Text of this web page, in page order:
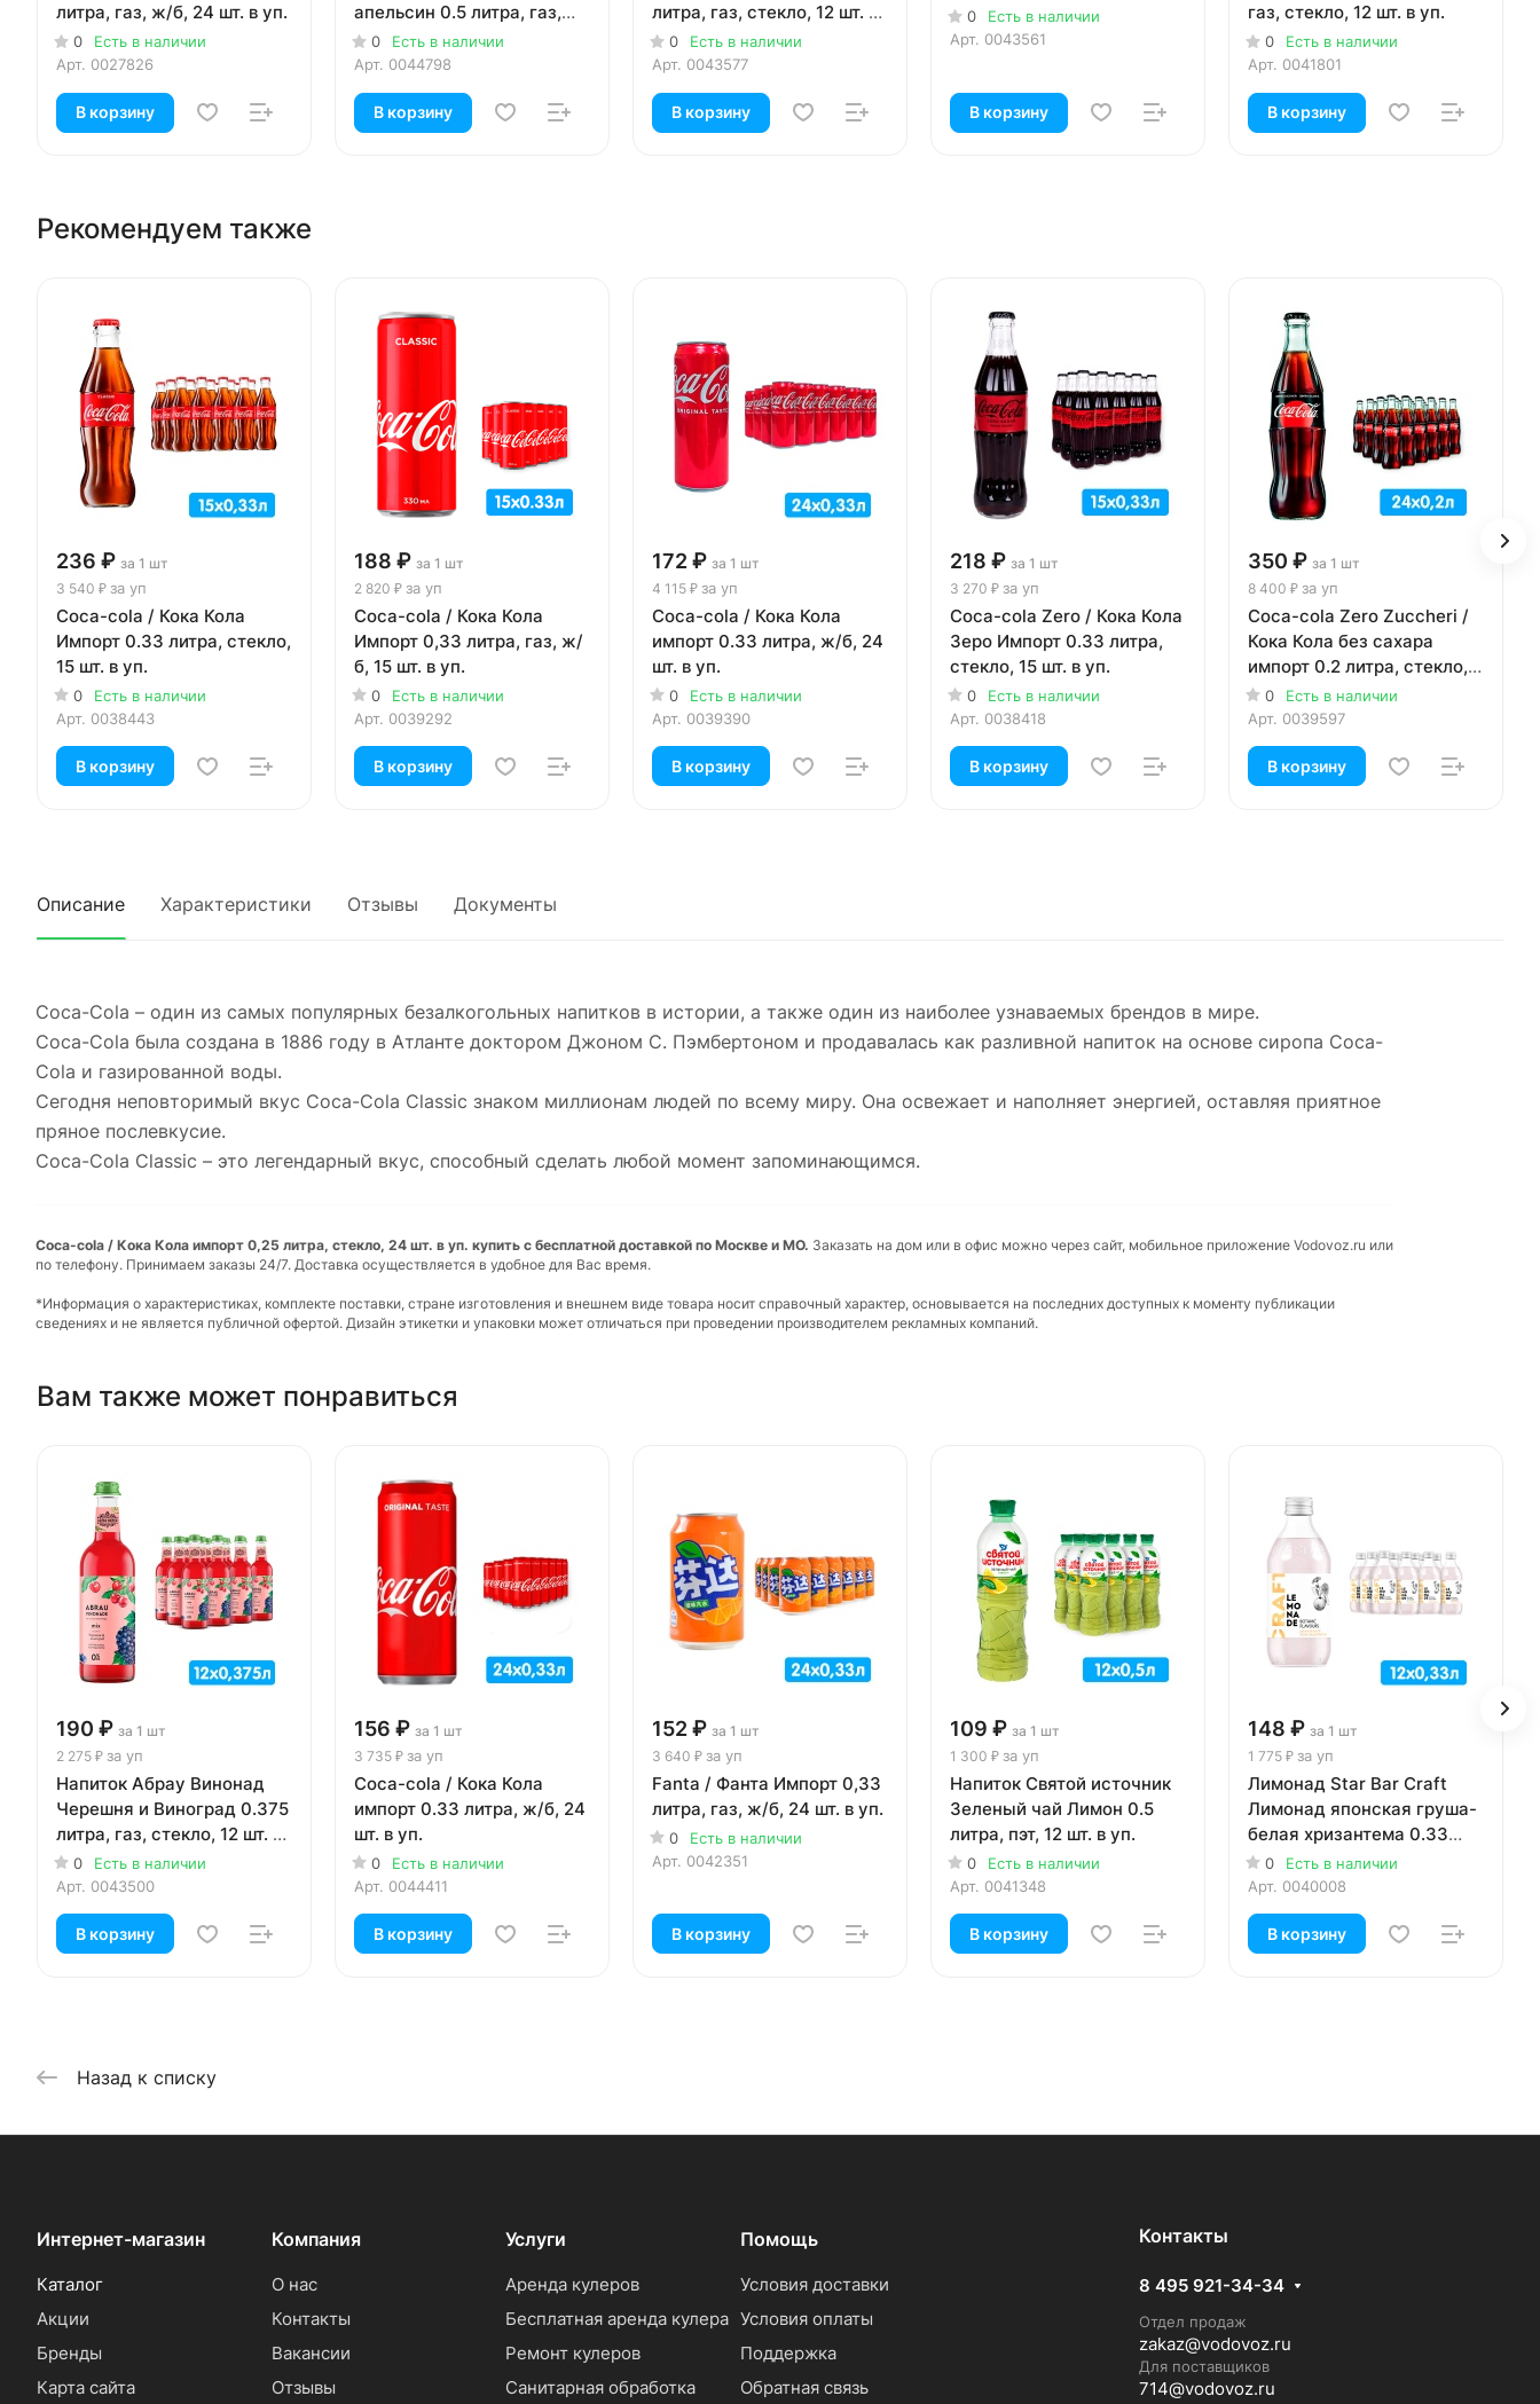
литра, газ, ж/б, 24 шт. в уп.
0
Есть в наличии
Арт. 0027826
В корзину
апельсин 0.5 литра, газ,
пэт, 12 шт. в уп.
0
Есть в наличии
Арт. 0044798
В корзину
литра, газ, стекло, 12 шт. в
уп.
0
Есть в наличии
Арт. 0043577
В корзину
0
Есть в наличии
Арт. 0043561
В корзину
газ, стекло, 12 шт. в уп.
0
Есть в наличии
Арт. 0041801
В корзину
Рекомендуем также
236 ₽ за 1 шт
3 540 ₽ за уп
Coca-cola / Кока Кола
Импорт 0.33 литра, стекло,
15 шт. в уп.
0
Есть в наличии
Арт. 0038443
В корзину
188 ₽ за 1 шт
2 820 ₽ за уп
Coca-cola / Кока Кола
Импорт 0,33 литра, газ, ж/
б, 15 шт. в уп.
0
Есть в наличии
Арт. 0039292
В корзину
172 ₽ за 1 шт
4 115 ₽ за уп
Coca-cola / Кока Кола
импорт 0.33 литра, ж/б, 24
шт. в уп.
0
Есть в наличии
Арт. 0039390
В корзину
218 ₽ за 1 шт
3 270 ₽ за уп
Coca-cola Zero / Кока Кола
Зеро Импорт 0.33 литра,
стекло, 15 шт. в уп.
0
Есть в наличии
Арт. 0038418
В корзину
350 ₽ за 1 шт
8 400 ₽ за уп
Coca-cola Zero Zuccheri /
Кока Кола без сахара
импорт 0.2 литра, стекло,
24 шт. в уп.
0
Есть в наличии
Арт. 0039597
В корзину
Описание Характеристики Отзывы Документы
Coca-Cola – один из самых популярных безалкогольных напитков в истории, а также один из наиболее узнаваемых брендов в мире.
Coca-Cola была создана в 1886 году в Атланте доктором Джоном С. Пэмбертоном и продавалась как разливной напиток на основе сиропа Coca-
Cola и газированной воды.
Сегодня неповторимый вкус Coca-Cola Classic знаком миллионам людей по всему миру. Она освежает и наполняет энергией, оставляя приятное
пряное послевкусие.
Coca-Cola Classic – это легендарный вкус, способный сделать любой момент запоминающимся.
Coca-cola / Кока Кола импорт 0,25 литра, стекло, 24 шт. в уп. купить с бесплатной доставкой по Москве и МО. Заказать на дом или в офис можно через сайт, мобильное приложение Vodovoz.ru или
по телефону. Принимаем заказы 24/7. Доставка осуществляется в удобное для Вас время.
*Информация о характеристиках, комплекте поставки, стране изготовления и внешнем виде товара носит справочный характер, основывается на последних доступных к моменту публикации
сведениях и не является публичной офертой. Дизайн этикетки и упаковки может отличаться при проведении производителем рекламных компаний.
Вам также может понравиться
190 ₽ за 1 шт
2 275 ₽ за уп
Напиток Абрау Винонад
Черешня и Виноград 0.375
литра, газ, стекло, 12 шт. в
уп.
0
Есть в наличии
Арт. 0043500
В корзину
156 ₽ за 1 шт
3 735 ₽ за уп
Coca-cola / Кока Кола
импорт 0.33 литра, ж/б, 24
шт. в уп.
0
Есть в наличии
Арт. 0044411
В корзину
152 ₽ за 1 шт
3 640 ₽ за уп
Fanta / Фанта Импорт 0,33
литра, газ, ж/б, 24 шт. в уп.
0
Есть в наличии
Арт. 0042351
В корзину
109 ₽ за 1 шт
1 300 ₽ за уп
Напиток Святой источник
Зеленый чай Лимон 0.5
литра, пэт, 12 шт. в уп.
0
Есть в наличии
Арт. 0041348
В корзину
148 ₽ за 1 шт
1 775 ₽ за уп
Лимонад Star Bar Craft
Лимонад японская груша-
белая хризантема 0.33
литра, газ, стекло, 12 шт. в
уп.
0
Есть в наличии
Арт. 0040008
В корзину
Назад к списку
Интернет-магазин
Каталог
Акции
Бренды
Карта сайта
Компания
О нас
Контакты
Вакансии
Отзывы
Услуги
Аренда кулеров
Бесплатная аренда кулера
Ремонт кулеров
Санитарная обработка
Помощь
Условия доставки
Условия оплаты
Поддержка
Обратная связь
Контакты
8 495 921-34-34
Отдел продаж
zakaz@vodovoz.ru
Для поставщиков
714@vodovoz.ru